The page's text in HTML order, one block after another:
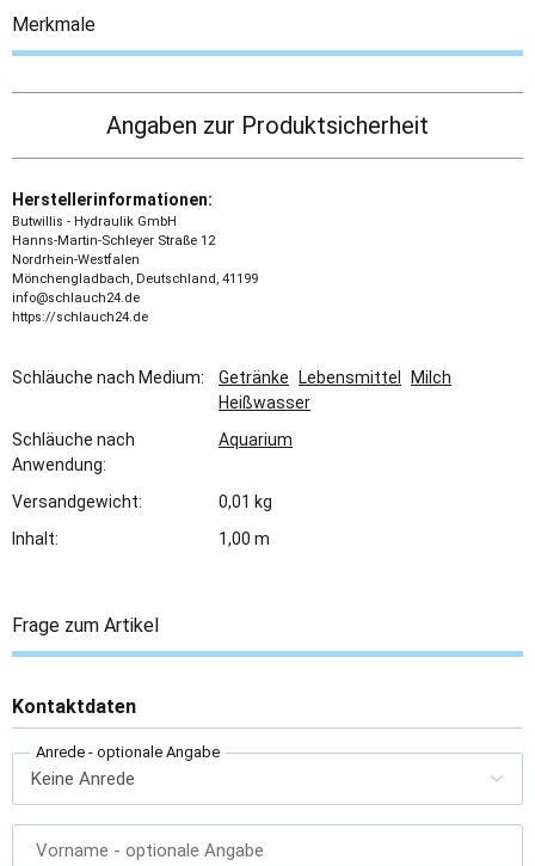
Merkmale
Angaben zur Produktsicherheit
Herstellerinformationen:
Butwillis - Hydraulik GmbH
Hanns-Martin-Schleyer Straße 12
Nordrhein-Westfalen
Mönchengladbach, Deutschland, 41199
info@schlauch24.de
https://schlauch24.de
Schläuche nach Medium: Getränke Lebensmittel Milch
Heißwasser
Schläuche nach
Anwendung:
Aquarium
Versandgewicht:
0,01 kg
Inhalt:
1,00 m
Frage zum Artikel
Kontaktdaten
Anrede - optionale Angabe
Vorname - optionale Angabe